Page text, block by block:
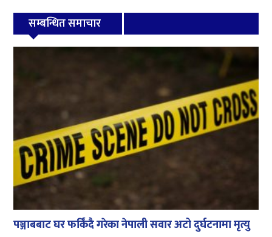
सम्बन्धित समाचार
पञ्जाबबाट घर फर्किंदै गरेका नेपाली सवार अटो दुर्घटनामा मृत्यु